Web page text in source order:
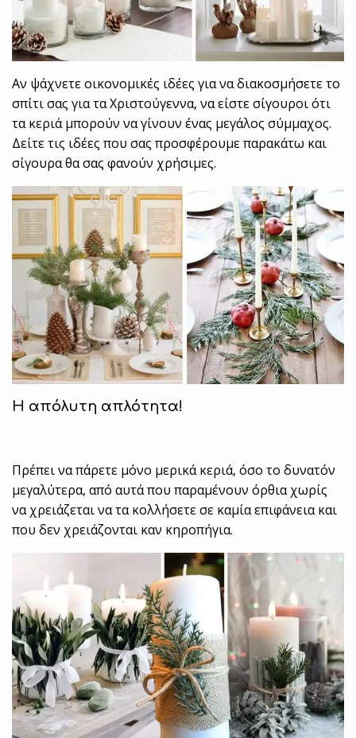
Αν ψάχνετε οικονομικές ιδέες για να διακοσμήσετε το
σπίτι σας για τα Χριστούγεννα, να είστε σίγουροι ότι
τα κεριά μπορούν να γίνουν ένας μεγάλος σύμμαχος.
Δείτε τις ιδέες που σας προσφέρουμε παρακάτω και
σίγουρα θα σας φανούν χρήσιμες.
Η απόλυτη απλότητα!
Πρέπει να πάρετε μόνο μερικά κεριά, όσο το δυνατόν
μεγαλύτερα, από αυτά που παραμένουν όρθια χωρίς
να χρειάζεται να τα κολλήσετε σε καμία επιφάνεια και
που δεν χρειάζονται καν κηροπήγια.